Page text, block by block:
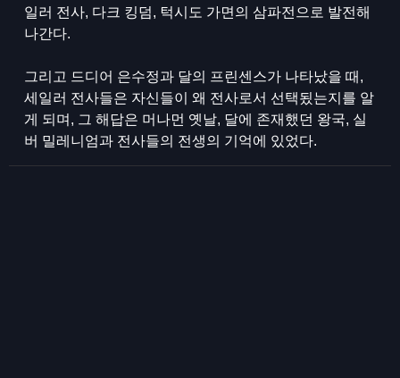
일러 전사, 다크 킹덤, 턱시도 가면의 삼파전으로 발전해
나간다.
그리고 드디어 은수정과 달의 프린센스가 나타났을 때,
세일러 전사들은 자신들이 왜 전사로서 선택됬는지를 알
게 되며, 그 해답은 머나먼 옛날, 달에 존재했던 왕국, 실
버 밀레니엄과 전사들의 전생의 기억에 있었다.